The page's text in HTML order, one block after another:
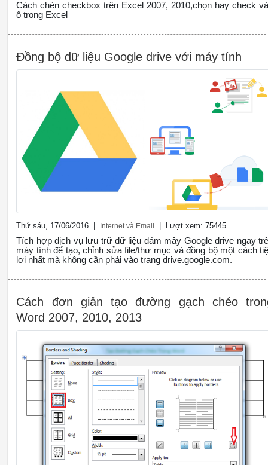
Cách chèn checkbox trên Excel 2007, 2010,chọn hay check
ô trong Excel
Đồng bộ dữ liệu Google drive với máy tính
Thứ sáu, 17/06/2016 | Internet và Email | Lượt xem: 75445
Tích hợp dịch vụ lưu trữ dữ liệu đám mây Google drive ngay
máy tính để tạo, chỉnh sửa file/thư mục và đồng bộ một cách
lợi nhất mà không cần phải vào trang drive.google.com.
Cách đơn giản tạo đường gạch chéo
Word 2007, 2010, 2013